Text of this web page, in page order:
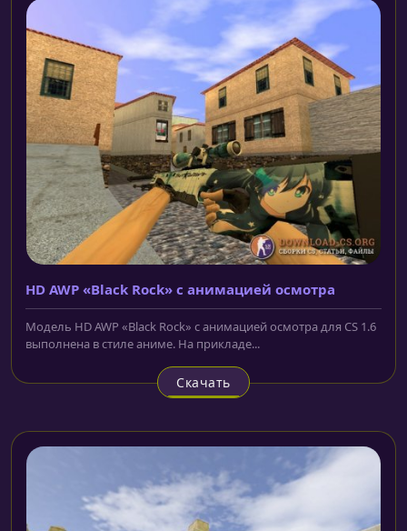
HD AWP «Black Rock» с анимацией осмотра
Модель HD AWP «Black Rock» с анимацией осмотра для CS 1.6
выполнена в стиле аниме. На прикладе...
Скачать